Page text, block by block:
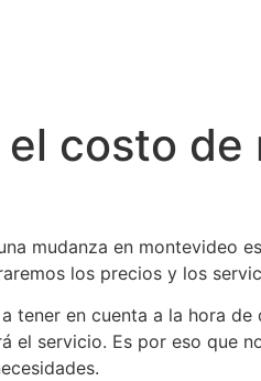
el costo
mudanza en montevideo
los precios y los
tener en cuenta a la hora
el servicio. Es por eso que